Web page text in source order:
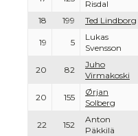
Risdal
18 199 Ted Lindborg
19 5
Lukas
Svensson
20 82
Juho
Virmakoski
20 155
Ørjan
Solberg
22 152
Anton
Päkkilä